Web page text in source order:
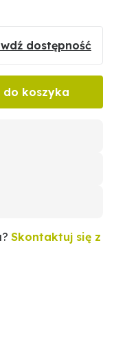
dostępność
do koszyka
Skontaktuj się z